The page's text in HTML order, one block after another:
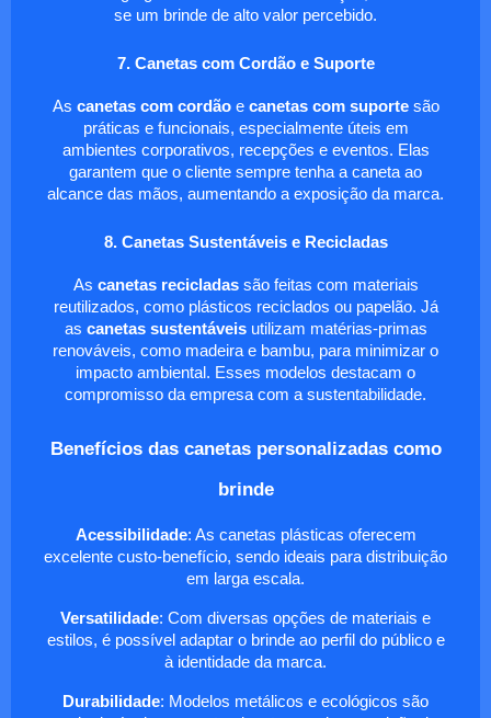
se um brinde de alto valor percebido.
7. Canetas com Cordão e Suporte
As canetas com cordãoe canetas com suportesão
práticas e funcionais, especialmente úteis em
ambientes corporativos, recepções e eventos. Elas
garantem que o cliente sempre tenha a caneta ao
alcance das mãos, aumentando a exposição da marca.
8. Canetas Sustentáveis e Recicladas
As canetas recicladassão feitas com materiais
reutilizados, como plásticos reciclados ou papelão. Já
as canetas sustentáveisutilizam matérias-primas
renováveis, como madeira e bambu, para minimizar o
impacto ambiental. Esses modelos destacam o
compromisso da empresa com a sustentabilidade.
Benefícios das canetas personalizadas como
brinde
Acessibilidade: As canetas plásticas oferecem
excelente custo-benefício, sendo ideais para distribuição
em larga escala.
Versatilidade: Com diversas opções de materiais e
estilos, é possível adaptar o brinde ao perfil do público e
à identidade da marca.
Durabilidade: Modelos metálicos e ecológicos são